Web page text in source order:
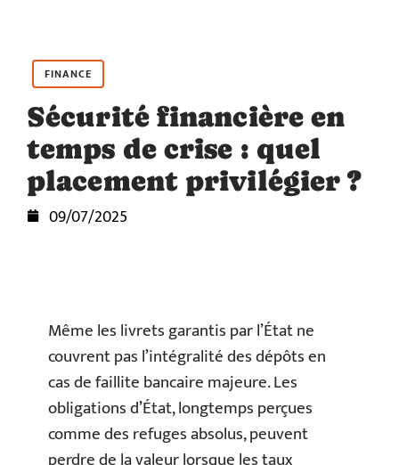
FINANCE
Sécurité financière en
temps de crise : quel
placement privilégier ?
09/07/2025
Même les livrets garantis par l’État ne
couvrent pas l’intégralité des dépôts en
cas de faillite bancaire majeure. Les
obligations d’État, longtemps perçues
comme des refuges absolus, peuvent